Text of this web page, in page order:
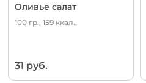
Оливье салат
100 гр., 159 ккал.,
31 руб.